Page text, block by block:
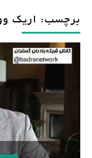
برچسب: اریک